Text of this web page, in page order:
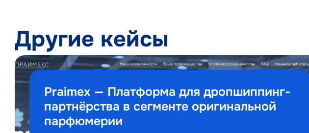
Другие кейсы
Praimex — Платформа для дропшиппинг-
партнёрства в сегменте оригинальной
парфюмерии